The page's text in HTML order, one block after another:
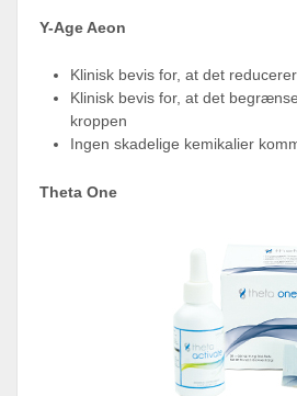
Y-Age Aeon
Klinisk bevis for, at det
Klinisk bevis for, at det
kroppen
Ingen skadelige kemikalier
Theta One